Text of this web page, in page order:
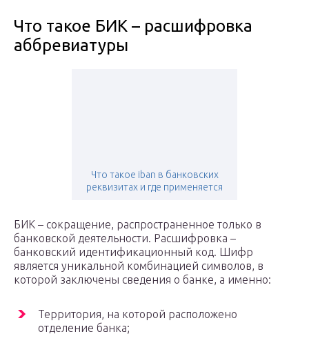
Что такое БИК – расшифровка
аббревиатуры
Что такое iban в банковских
реквизитах и где применяется
БИК – сокращение, распространенное только в
банковской деятельности. Расшифровка –
банковский идентификационный код. Шифр
является уникальной комбинацией символов, в
которой заключены сведения о банке, а именно:
Территория, на которой расположено
отделение банка;